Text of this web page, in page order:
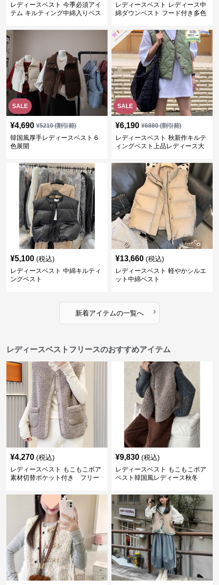
レディースベスト 今季必須アイ
テム キルティング中綿入りベス
レディースベスト レディース中
綿ダウンベスト フード付き多色
SALE
¥4,690 ¥5210(割引前)
韓国風厚手レディースベスト６
色展開
SALE
¥6,190 ¥6880(割引前)
レディースベスト 秋新作キルテ
ィングベスト上品レディース大
¥5,100 (税込)
レディースベスト 中綿キルティ
ングベスト
¥13,660 (税込)
レディースベスト 軽やかシルエ
ット中綿ベスト
新着アイテムの一覧へ ›
レディースベストフリースのおすすめアイテム
¥4,270 (税込)
レディースベスト もこもこボア
素材切替ポケット付き フリー
¥9,830 (税込)
レディースベスト もこもこボア
ベスト韓国風レディース秋冬